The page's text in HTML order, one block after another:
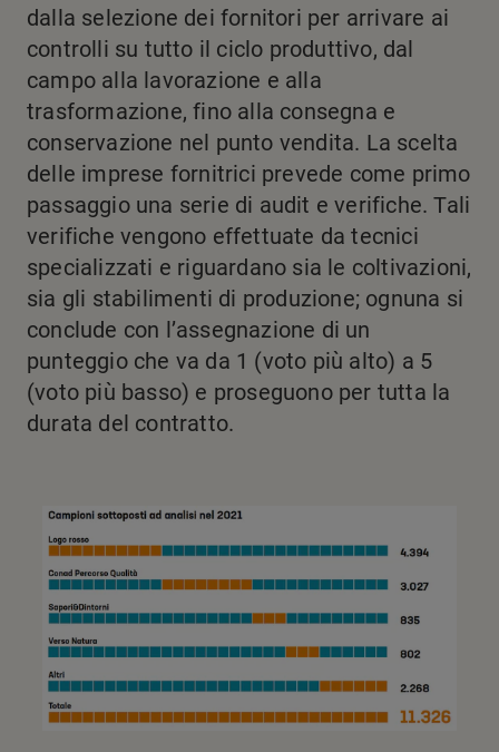
dalla selezione dei fornitori per arrivare ai
controlli su tutto il ciclo produttivo, dal
campo alla lavorazione e alla
trasformazione, fino alla consegna e
conservazione nel punto vendita. La scelta
delle imprese fornitrici prevede come primo
passaggio una serie di audit e verifiche. Tali
verifiche vengono effettuate da tecnici
specializzati e riguardano sia le coltivazioni,
sia gli stabilimenti di produzione; ognuna si
conclude con l’assegnazione di un
punteggio che va da 1 (voto più alto) a 5
(voto più basso) e proseguono per tutta la
durata del contratto.